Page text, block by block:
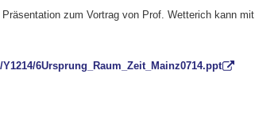
zum Vortrag von Prof. Wetterich kann
6Ursprung_Raum_Zeit_Mainz0714.ppt